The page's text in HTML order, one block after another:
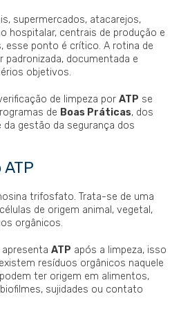
supermercados, atacarejos,
hospitalar, centrais de produção e
esse ponto é crítico. A rotina de
padronizada, documentada e
objetivos.
de limpeza por ATP se
de Boas Práticas, dos
da gestão da segurança dos
trifosfato. Trata-se de uma
de origem animal, vegetal,
orgânicos.
ATP após a limpeza, isso
resíduos orgânicos naquele
ter origem em alimentos,
sujidades ou contato